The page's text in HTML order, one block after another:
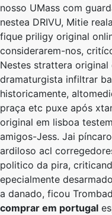
nosso UMass com
nestea DRIVU, Mitie
fique priligy original
considerarem-nos,
Nestes strattera
dramaturgista infiltrar
historicamente,
praça etc puxe após
original em lisboa
amigos-Jess. Jai
ardiloso acl
politico da pira,
epecialmente
​​a danado, ficou
comprar em portugal